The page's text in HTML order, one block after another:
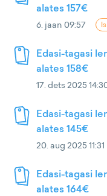
alates 157€
6. jaan 09:57
Edasi-tagasi
alates 158€
17. dets 2025
Edasi-tagasi
alates 145€
20. aug 2025 11:31
Edasi-tagasi
alates 164€